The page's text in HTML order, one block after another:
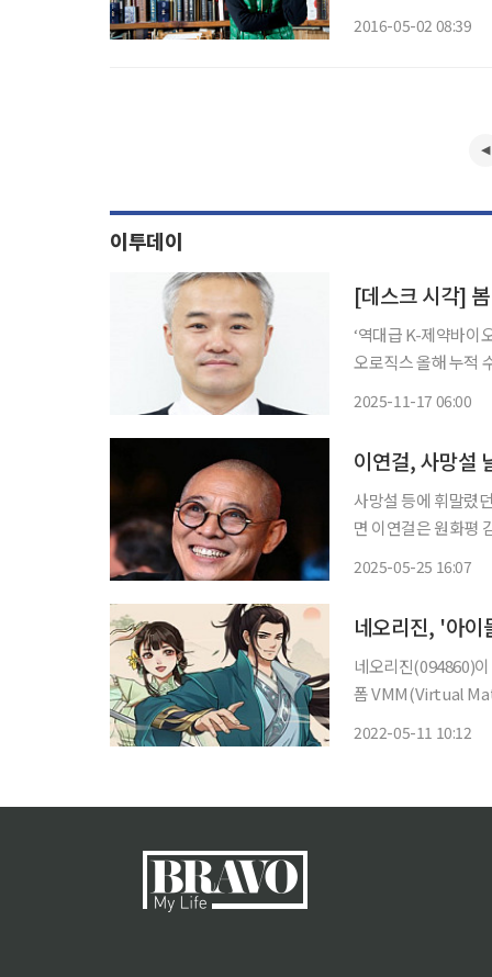
2016-05-02 08:39
이투데이
[데스크 시각]
‘역대급 K-제약바이
오로직스 올해 누적
2025-11-17 06:00
이연걸, 사망설
사망설 등에 휘말렸던 무협
면 이연걸은 원화평 감
2025-05-25 16:07
네오리진, '아이
네오리진(094860)이 P2E 게임
폼 VMM(Virtual
2022-05-11 10:12